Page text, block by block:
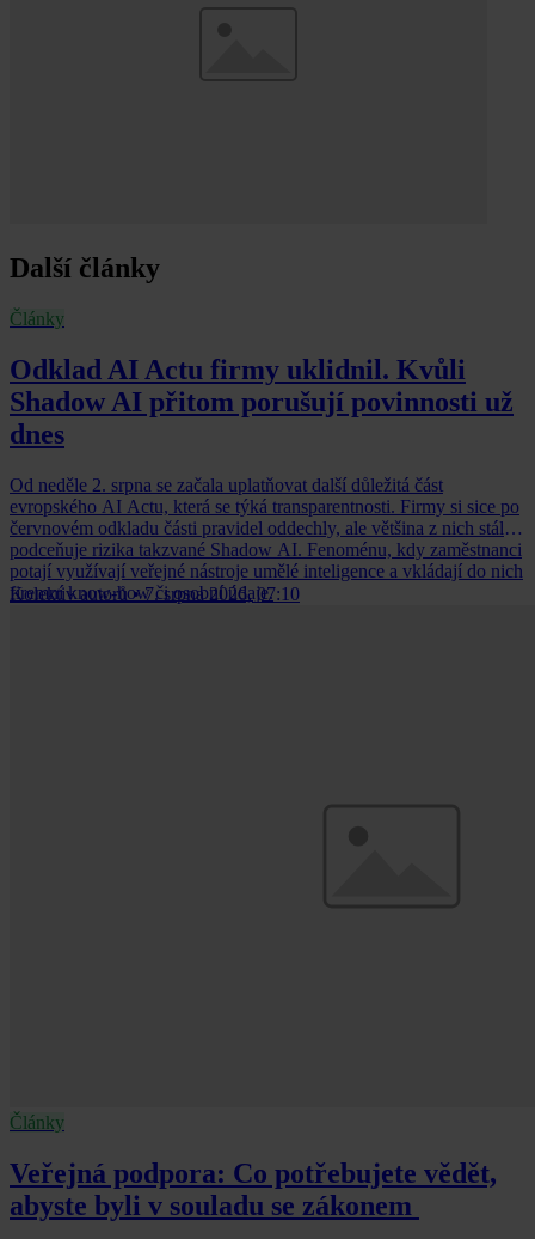
Další články
Články
Odklad AI Actu firmy uklidnil. Kvůli
Shadow AI přitom porušují povinnosti už
dnes
Od neděle 2. srpna se začala uplatňovat další důležitá část
evropského AI Actu, která se týká transparentnosti. Firmy si sice po
červnovém odkladu části pravidel oddechly, ale většina z nich stále
podceňuje rizika takzvané Shadow AI. Fenoménu, kdy zaměstnanci
potají využívají veřejné nástroje umělé inteligence a vkládají do nich
firemní know-how či osobní údaje.
Kolektiv autorů • 7. srpna 2026, 07:10
Články
Veřejná podpora: Co potřebujete vědět,
abyste byli v souladu se zákonem